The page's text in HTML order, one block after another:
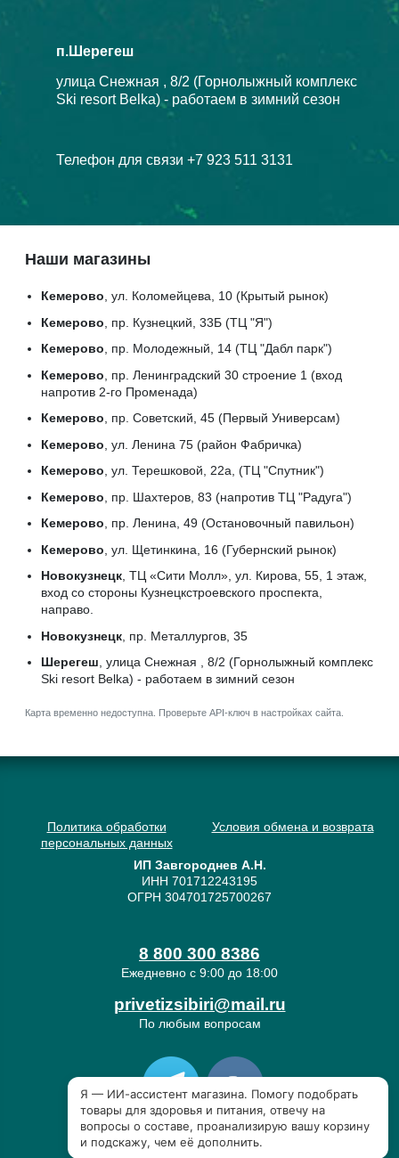
Наши магазины
Кемерово, ул. Коломейцева, 10 (Крытый рынок)
Кемерово , пр. Кузнецкий, 33Б (ТЦ "Я")
Кемерово, пр. Молодежный, 14 (ТЦ "Дабл парк")
Кемерово , пр. Ленинградский 30 строение 1 (вход
напротив 2-го Променада)
Кемерово, пр. Советский, 45 (Первый Универсам)
Кемерово , ул. Ленина 75 (район Фабричка)
Кемерово, ул. Терешковой, 22а, (ТЦ "Спутник")
Кемерово , пр. Шахтеров, 83 (напротив ТЦ "Радуга")
Кемерово, пр. Ленина, 49 (Остановочный павильон)
Кемерово , ул. Щетинкина, 16 (Губернский рынок)
Новокузнецк, ТЦ «Сити Молл», ул. Кирова, 55, 1 этаж,
вход со стороны Кузнецкстроевского проспекта,
направо.
Новокузнецк, пр. Металлургов, 35
Шерегеш, улица Снежная , 8/2 (Горнолыжный комплекс
Ski resort Belka) - работаем в зимний сезон
Карта временно недоступна. Проверьте API-ключ в настройках сайта.
п.Шерегеш
улица Снежная , 8/2 (Горнолыжный комплекс
Ski resort Belka) - работаем в зимний сезон
Телефон для связи +7 923 511 3131
Политика обработки
персональных данных
Условия обмена и возврата
ИП Завгороднев А.Н.
ИНН 701712243195
ОГРН 304701725700267
8 800 300 8386
Ежедневно с 9:00 до 18:00
privetizsibiri@mail.ru
По любым вопросам
«Привет из Сибири» © 2019-2026